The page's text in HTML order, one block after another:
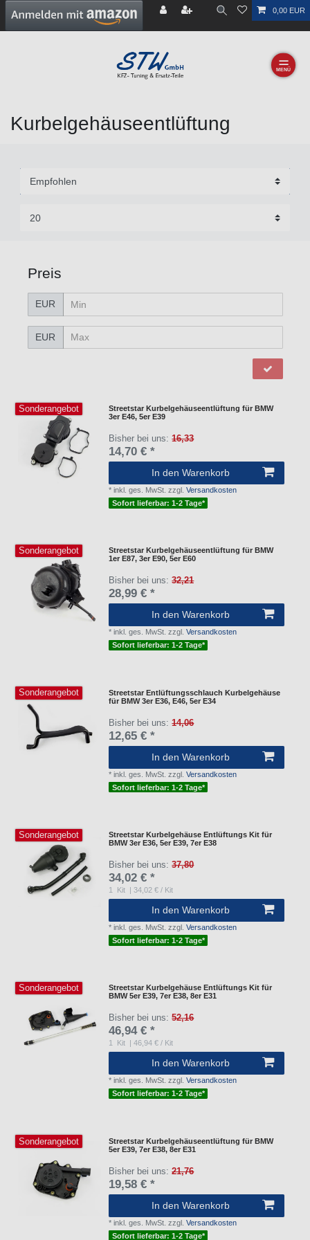
0,00 EUR
☰
Kurbelgehäuseentlüftung
Preis
EUR
EUR
Sonderangebot
Streetstar Kurbelgehäuseentlüftung für BMW
3er E46, 5er E39
Bisher bei uns:16,33
14,70 € *
In den Warenkorb
*inkl. ges. MwSt. zzgl.Versandkosten
Sofort lieferbar: 1-2 Tage*
Sonderangebot
Streetstar Kurbelgehäuseentlüftung für BMW
1er E87, 3er E90, 5er E60
Bisher bei uns:32,21
28,99 € *
In den Warenkorb
*inkl. ges. MwSt. zzgl.Versandkosten
Sofort lieferbar: 1-2 Tage*
Sonderangebot
Streetstar Entlüftungsschlauch Kurbelgehäuse
für BMW 3er E36, E46, 5er E34
Bisher bei uns:14,06
12,65 € *
In den Warenkorb
*inkl. ges. MwSt. zzgl.Versandkosten
Sofort lieferbar: 1-2 Tage*
Sonderangebot
Streetstar Kurbelgehäuse Entlüftungs Kit für
BMW 3er E36, 5er E39, 7er E38
Bisher bei uns:37,80
34,02 € *
1 Kit | 34,02 € / Kit
In den Warenkorb
*inkl. ges. MwSt. zzgl.Versandkosten
Sofort lieferbar: 1-2 Tage*
Sonderangebot
Streetstar Kurbelgehäuse Entlüftungs Kit für
BMW 5er E39, 7er E38, 8er E31
Bisher bei uns:52,16
46,94 € *
1 Kit | 46,94 € / Kit
In den Warenkorb
*inkl. ges. MwSt. zzgl.Versandkosten
Sofort lieferbar: 1-2 Tage*
Sonderangebot
Streetstar Kurbelgehäuseentlüftung für BMW
5er E39, 7er E38, 8er E31
Bisher bei uns:21,76
19,58 € *
In den Warenkorb
*inkl. ges. MwSt. zzgl.Versandkosten
Sofort lieferbar: 1-2 Tage*